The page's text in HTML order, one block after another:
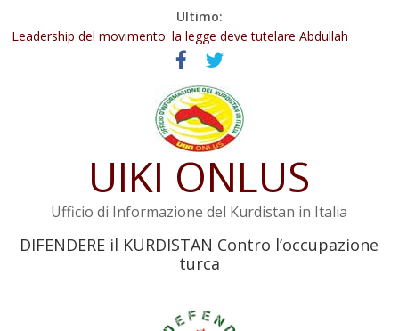
Ultimo:
Abdullah Öcalan: Le legge negativa deve essere trasformata in
legge positiva
Leadership del movimento: la legge deve tutelare Abdullah
Öcalan e l’intero movimento
Commissione donne del KNK: Şengal è di nuovo sotto minaccia
Non tenere conto della situazione di Rêber Apo ostacolerebbe
Il KNK chiede un’azione internazionale contro i crimini di guerra
UIKI ONLUS
Ufficio di Informazione del Kurdistan in Italia
DIFENDERE il KURDISTAN Contro l’occupazione
turca